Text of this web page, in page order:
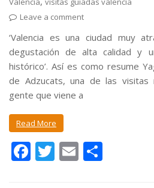
Leave a comment
‘Valencia es una ciudad muy
degustación de alta calidad y
histórico’. Así es como resume
de Adzucats, una de las visitas
gente que viene a
Read More
F T E